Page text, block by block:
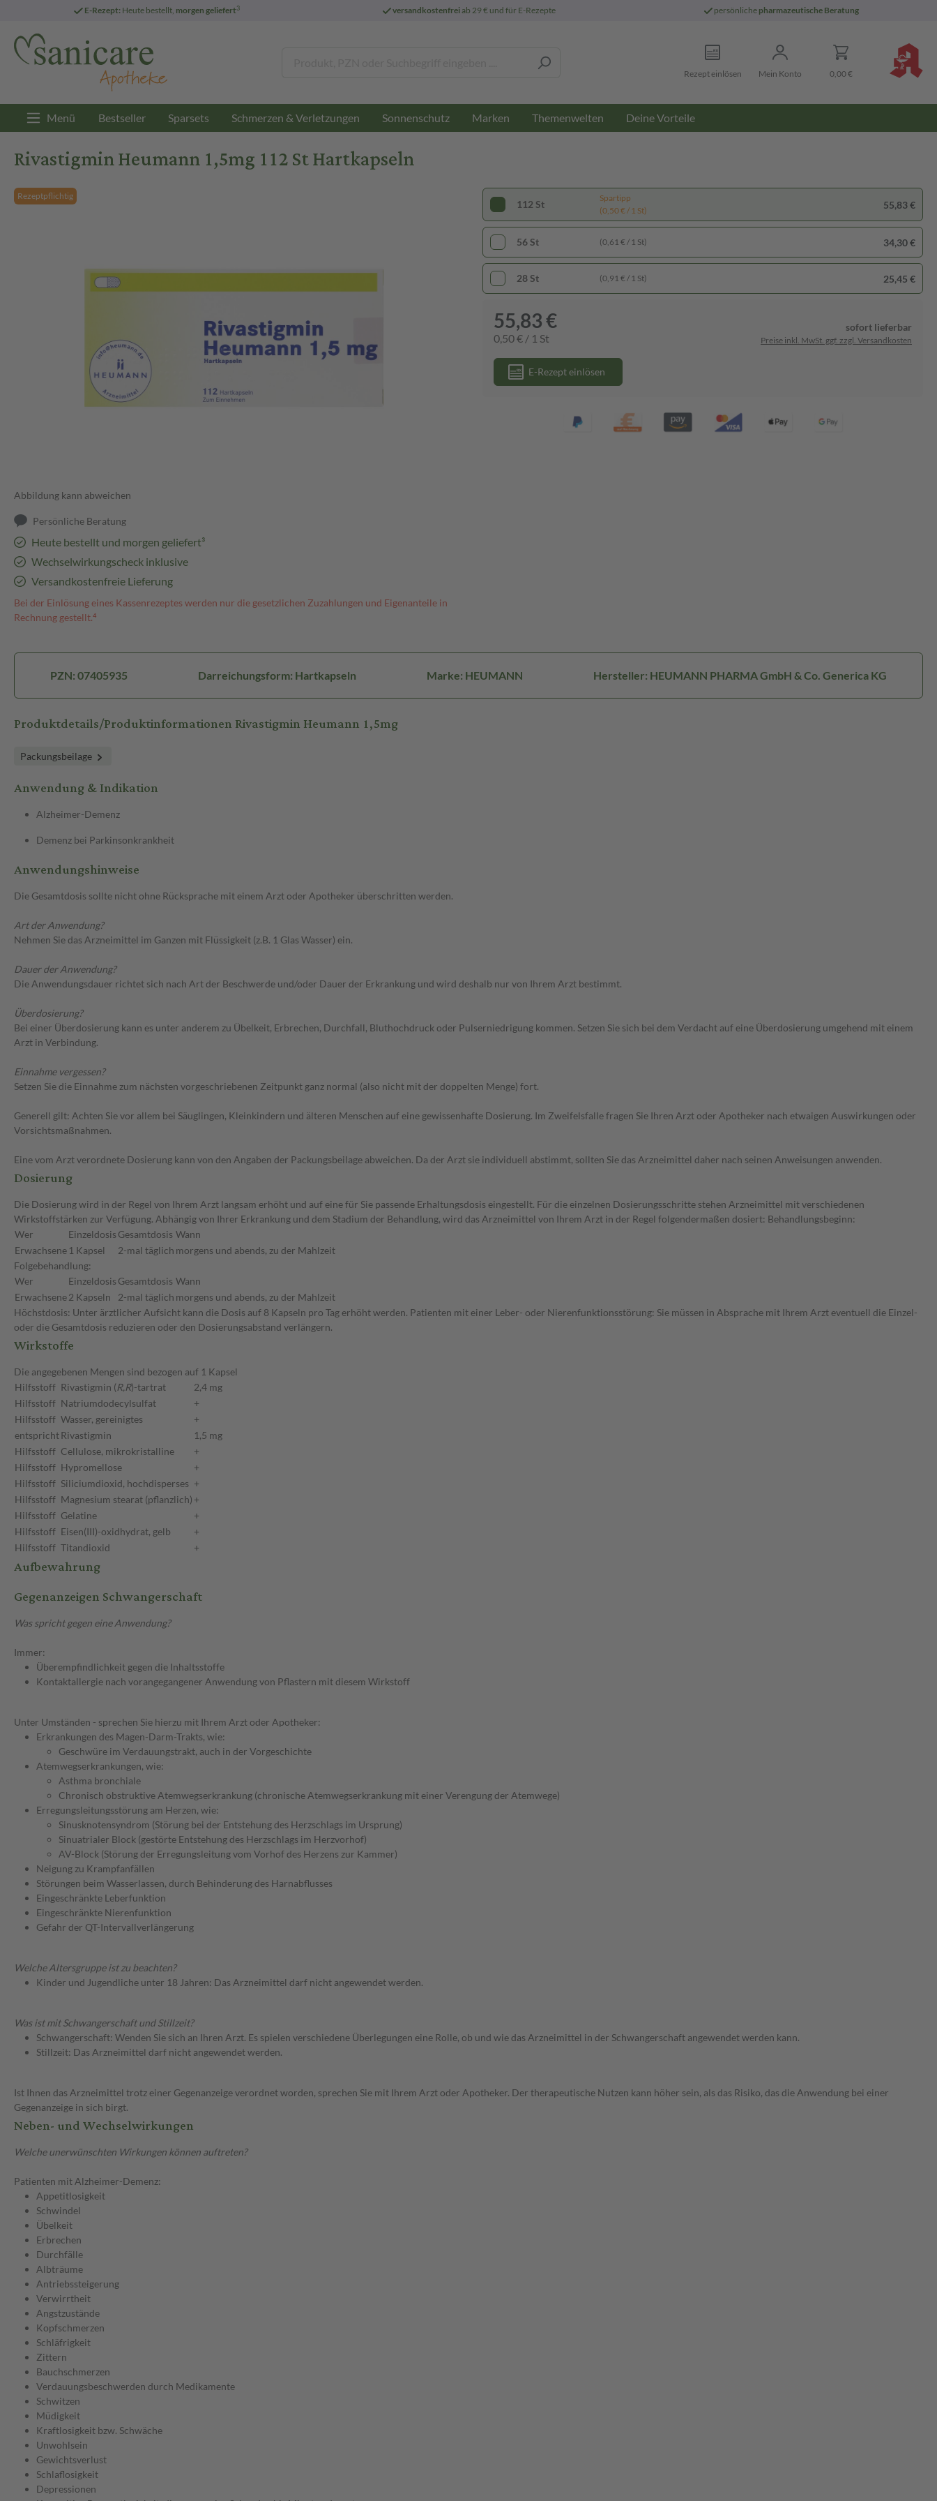
E-Rezept: Heute bestellt, morgen geliefert3 versandkostenfreiab 29 € und für E-Rezepte persönliche pharmazeutische Beratung
Rezept einlösen Mein Konto 0,00 €
Menü Bestseller Sparsets Schmerzen & Verletzungen Sonnenschutz Marken Themenwelten Deine Vorteile
Rivastigmin Heumann 1,5mg 112 St Hartkapseln
Rezeptpflichtig
Abbildung kann abweichen
Persönliche Beratung
Heute bestellt und morgen geliefert³
Wechselwirkungscheck inklusive
Versandkostenfreie Lieferung
Bei der Einlösung eines Kassenrezeptes werden nur die gesetzlichen Zuzahlungen und Eigenanteile in
Rechnung gestellt.⁴
112 St
Spartipp
(0,50 € / 1 St)
55,83 €
56 St (0,61 € / 1 St) 34,30 €
28 St (0,91 € / 1 St) 25,45 €
55,83 €
0,50 € / 1 St
sofort lieferbar
Preise inkl. MwSt. ggf. zzgl. Versandkosten
E-Rezept einlösen
PZN: 07405935 Darreichungsform: Hartkapseln Marke: HEUMANN Hersteller: HEUMANN PHARMA GmbH & Co. Generica KG
Produktdetails/Produktinformationen Rivastigmin Heumann 1,5mg
Packungsbeilage
Anwendung & Indikation
Alzheimer-Demenz
Demenz bei Parkinsonkrankheit
Anwendungshinweise
Die Gesamtdosis sollte nicht ohne Rücksprache mit einem Arzt oder Apotheker überschritten werden.
Art der Anwendung?
Nehmen Sie das Arzneimittel im Ganzen mit Flüssigkeit (z.B. 1 Glas Wasser) ein.
Dauer der Anwendung?
Die Anwendungsdauer richtet sich nach Art der Beschwerde und/oder Dauer der Erkrankung und wird deshalb nur von Ihrem Arzt bestimmt.
Überdosierung?
Bei einer Überdosierung kann es unter anderem zu Übelkeit, Erbrechen, Durchfall, Bluthochdruck oder Pulserniedrigung kommen. Setzen Sie sich bei dem Verdacht auf eine Überdosierung umgehend mit einem
Arzt in Verbindung.
Einnahme vergessen?
Setzen Sie die Einnahme zum nächsten vorgeschriebenen Zeitpunkt ganz normal (also nicht mit der doppelten Menge) fort.
Generell gilt: Achten Sie vor allem bei Säuglingen, Kleinkindern und älteren Menschen auf eine gewissenhafte Dosierung. Im Zweifelsfalle fragen Sie Ihren Arzt oder Apotheker nach etwaigen Auswirkungen oder
Vorsichtsmaßnahmen.
Eine vom Arzt verordnete Dosierung kann von den Angaben der Packungsbeilage abweichen. Da der Arzt sie individuell abstimmt, sollten Sie das Arzneimittel daher nach seinen Anweisungen anwenden.
Dosierung
Die Dosierung wird in der Regel von Ihrem Arzt langsam erhöht und auf eine für Sie passende Erhaltungsdosis eingestellt. Für die einzelnen Dosierungsschritte stehen Arzneimittel mit verschiedenen
Wirkstoffstärken zur Verfügung. Abhängig von Ihrer Erkrankung und dem Stadium der Behandlung, wird das Arzneimittel von Ihrem Arzt in der Regel folgendermaßen dosiert: Behandlungsbeginn:
Wer
Einzeldosis Gesamtdosis Wann
Erwachsene 1 Kapsel 2-mal täglich morgens und abends, zu der Mahlzeit
Folgebehandlung:
Wer
Einzeldosis Gesamtdosis Wann
Erwachsene2 Kapseln 2-mal täglich morgens und abends, zu der Mahlzeit
Höchstdosis: Unter ärztlicher Aufsicht kann die Dosis auf 8 Kapseln pro Tag erhöht werden. Patienten mit einer Leber- oder Nierenfunktionsstörung: Sie müssen in Absprache mit Ihrem Arzt eventuell die Einzel-
oder die Gesamtdosis reduzieren oder den Dosierungsabstand verlängern.
Wirkstoffe
Die angegebenen Mengen sind bezogen auf 1 Kapsel
Hilfsstoff Rivastigmin (R,R)-tartrat
2,4 mg
Hilfsstoff Natriumdodecylsulfat
+
Hilfsstoff Wasser, gereinigtes
+
entsprichtRivastigmin
1,5 mg
Hilfsstoff Cellulose, mikrokristalline
+
Hilfsstoff Hypromellose
+
Hilfsstoff Siliciumdioxid, hochdisperses +
Hilfsstoff Magnesium stearat (pflanzlich) +
Hilfsstoff Gelatine
+
Hilfsstoff Eisen(III)-oxidhydrat, gelb
+
Hilfsstoff Titandioxid +
Aufbewahrung
Gegenanzeigen Schwangerschaft
Was spricht gegen eine Anwendung?
Immer:
Überempfindlichkeit gegen die Inhaltsstoffe
Kontaktallergie nach vorangegangener Anwendung von Pflastern mit diesem Wirkstoff
Unter Umständen - sprechen Sie hierzu mit Ihrem Arzt oder Apotheker:
Erkrankungen des Magen-Darm-Trakts, wie:
Geschwüre im Verdauungstrakt, auch in der Vorgeschichte
Atemwegserkrankungen, wie:
Asthma bronchiale
Chronisch obstruktive Atemwegserkrankung (chronische Atemwegserkrankung mit einer Verengung der Atemwege)
Erregungsleitungsstörung am Herzen, wie:
Sinusknotensyndrom (Störung bei der Entstehung des Herzschlags im Ursprung)
Sinuatrialer Block (gestörte Entstehung des Herzschlags im Herzvorhof)
AV-Block (Störung der Erregungsleitung vom Vorhof des Herzens zur Kammer)
Neigung zu Krampfanfällen
Störungen beim Wasserlassen, durch Behinderung des Harnabflusses
Eingeschränkte Leberfunktion
Eingeschränkte Nierenfunktion
Gefahr der QT-Intervallverlängerung
Welche Altersgruppe ist zu beachten?
Kinder und Jugendliche unter 18 Jahren: Das Arzneimittel darf nicht angewendet werden.
Was ist mit Schwangerschaft und Stillzeit?
Schwangerschaft: Wenden Sie sich an Ihren Arzt. Es spielen verschiedene Überlegungen eine Rolle, ob und wie das Arzneimittel in der Schwangerschaft angewendet werden kann.
Stillzeit: Das Arzneimittel darf nicht angewendet werden.
Ist Ihnen das Arzneimittel trotz einer Gegenanzeige verordnet worden, sprechen Sie mit Ihrem Arzt oder Apotheker. Der therapeutische Nutzen kann höher sein, als das Risiko, das die Anwendung bei einer
Gegenanzeige in sich birgt.
Neben- und Wechselwirkungen
Welche unerwünschten Wirkungen können auftreten?
Patienten mit Alzheimer-Demenz:
Appetitlosigkeit
Schwindel
Übelkeit
Erbrechen
Durchfälle
Albträume
Antriebssteigerung
Verwirrtheit
Angstzustände
Kopfschmerzen
Schläfrigkeit
Zittern
Bauchschmerzen
Verdauungsbeschwerden durch Medikamente
Schwitzen
Müdigkeit
Kraftlosigkeit bzw. Schwäche
Unwohlsein
Gewichtsverlust
Schlaflosigkeit
Depressionen